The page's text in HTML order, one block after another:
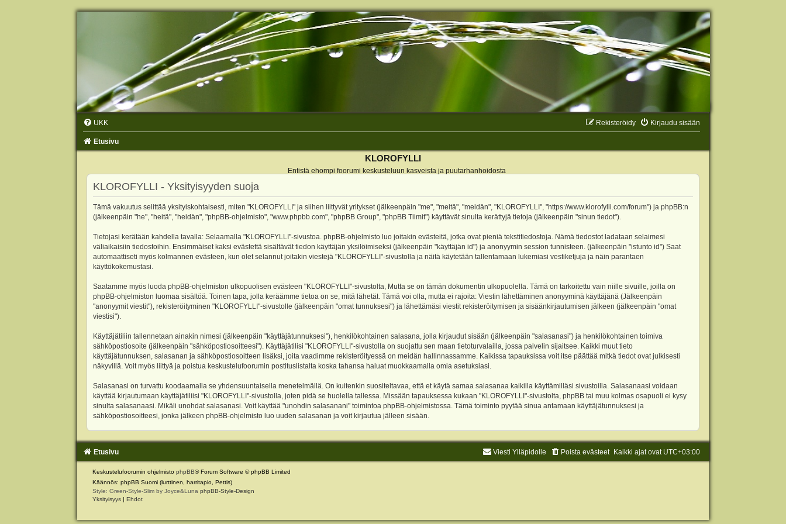
UKK Kirjaudu sisään
Rekisteröidy
Etusivu
KLOROFYLLI
Entistä ehompi foorumi keskusteluun kasveista ja puutarhanhoidosta
KLOROFYLLI - Yksityisyyden suoja
Tämä vakuutus selittää yksityiskohtaisesti, miten "KLOROFYLLI" ja siihen liittyvät yritykset (jälkeenpäin "me", "meitä", "meidän", "KLOROFYLLI", "https://www.klorofylli.com/forum") ja phpBB:n
(jälkeenpäin "he", "heitä", "heidän", "phpBB-ohjelmisto", "www.phpbb.com", "phpBB Group", "phpBB Tiimit") käyttävät sinulta kerättyjä tietoja (jälkeenpäin "sinun tiedot").
Tietojasi kerätään kahdella tavalla: Selaamalla "KLOROFYLLI"-sivustoa. phpBB-ohjelmisto luo joitakin evästeitä, jotka ovat pieniä tekstitiedostoja. Nämä tiedostot ladataan selaimesi
väliaikaisiin tiedostoihin. Ensimmäiset kaksi evästettä sisältävät tiedon käyttäjän yksilöimiseksi (jälkeenpäin "käyttäjän id") ja anonyymin session tunnisteen. (jälkeenpäin "istunto id") Saat
automaattiseti myös kolmannen evästeen, kun olet selannut joitakin viestejä "KLOROFYLLI"-sivustolla ja näitä käytetään tallentamaan lukemiasi vestiketjuja ja näin parantaen
käyttökokemustasi.
Saatamme myös luoda phpBB-ohjelmiston ulkopuolisen evästeen "KLOROFYLLI"-sivustolta, Mutta se on tämän dokumentin ulkopuolella. Tämä on tarkoitettu vain niille sivuille, joilla on
phpBB-ohjelmiston luomaa sisältöä. Toinen tapa, jolla keräämme tietoa on se, mitä lähetät. Tämä voi olla, mutta ei rajoita: Viestin lähettäminen anonyyminä käyttäjänä (Jälkeenpäin
"anonyymit viestit"), rekisteröityminen "KLOROFYLLI"-sivustolle (jälkeenpäin "omat tunnuksesi") ja lähettämäsi viestit rekisteröitymisen ja sisäänkirjautumisen jälkeen (jälkeenpäin "omat
viestisi").
Käyttäjätiliin tallennetaan ainakin nimesi (jälkeenpäin "käyttäjätunnuksesi"), henkilökohtainen salasana, jolla kirjaudut sisään (jälkeenpäin "salasanasi") ja henkilökohtainen toimiva
sähköpostiosoite (jälkeenpäin "sähköpostiosoitteesi"). Käyttäjätilisi "KLOROFYLLI"-sivustolla on suojattu sen maan tietoturvalailla, jossa palvelin sijaitsee. Kaikki muut tieto
käyttäjätunnuksen, salasanan ja sähköpostiosoitteen lisäksi, joita vaadimme rekisteröityessä on meidän hallinnassamme. Kaikissa tapauksissa voit itse päättää mitkä tiedot ovat julkisesti
näkyvillä. Voit myös liittyä ja poistua keskustelufoorumin postituslistalta koska tahansa haluat muokkaamalla omia asetuksiasi.
Salasanasi on turvattu koodaamalla se yhdensuuntaisella menetelmällä. On kuitenkin suositeltavaa, että et käytä samaa salasanaa kaikilla käyttämilläsi sivustoilla. Salasanaasi voidaan
käyttää kirjautumaan käyttäjätiliisi "KLOROFYLLI"-sivustolla, joten pidä se huolella tallessa. Missään tapauksessa kukaan "KLOROFYLLI"-sivustolta, phpBB tai muu kolmas osapuoli ei kysy
sinulta salasanaasi. Mikäli unohdat salasanasi. Voit käyttää "unohdin salasanani" toimintoa phpBB-ohjelmistossa. Tämä toiminto pyytää sinua antamaan käyttäjätunnuksesi ja
sähköpostiosoitteesi, jonka jälkeen phpBB-ohjelmisto luo uuden salasanan ja voit kirjautua jälleen sisään.
Etusivu Kaikki ajat ovat UTC+03:00
Poista evästeet
Viesti Ylläpidolle
Keskustelufoorumin ohjelmisto phpBB® Forum Software © phpBB Limited
Käännös: phpBB Suomi (lurttinen, harritapio, Pettis)
Style: Green-Style-Slim by Joyce&Luna phpBB-Style-Design
Yksityisyys | Ehdot